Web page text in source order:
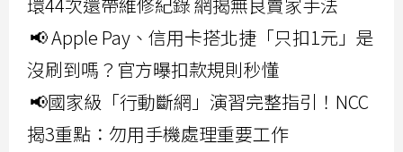
📢 Apple Pay、信用卡搭北捷「只扣1元」是
沒刷到嗎？官方曝扣款規則秒懂
📢國家級「行動斷網」演習完整指引！NCC
揭3重點：勿用手機處理重要工作